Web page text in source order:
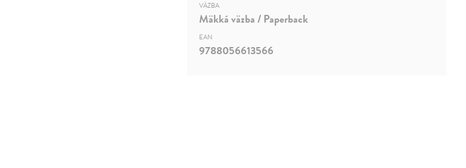
VÄZBA
Mäkká väzba / Paperback
EAN
9788056613566